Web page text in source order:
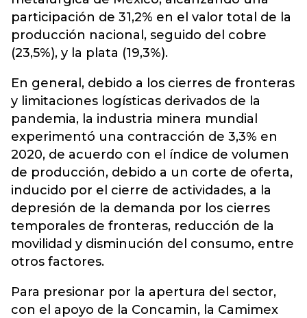
participación de 31,2% en el valor total de la
producción nacional, seguido del cobre
(23,5%), y la plata (19,3%).
En general, debido a los cierres de fronteras
y limitaciones logísticas derivados de la
pandemia, la industria minera mundial
experimentó una contracción de 3,3% en
2020, de acuerdo con el índice de volumen
de producción, debido a un corte de oferta,
inducido por el cierre de actividades, a la
depresión de la demanda por los cierres
temporales de fronteras, reducción de la
movilidad y disminución del consumo, entre
otros factores.
Para presionar por la apertura del sector,
con el apoyo de la Concamin, la Camimex